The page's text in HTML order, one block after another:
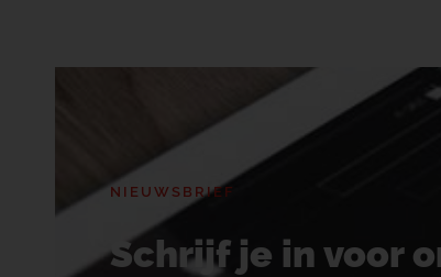
NIEUWSBRIEF
Schrijf je in voor